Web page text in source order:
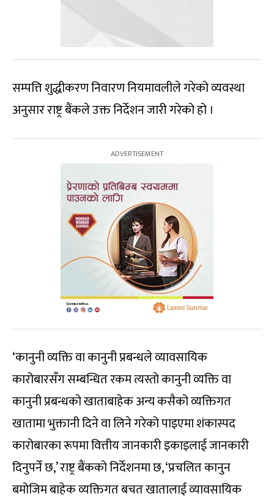
सम्पत्ति शुद्धीकरण निवारण नियमावलीले गरेको व्यवस्था
अनुसार राष्ट्र बैंकले उक्त निर्देशन जारी गरेको हो ।
‘कानुनी व्यक्ति वा कानुनी प्रबन्धले व्यावसायिक
कारोबारसँग सम्बन्धित रकम त्यस्तो कानुनी व्यक्ति वा
कानुनी प्रबन्धको खाताबाहेक अन्य कसैको व्यक्तिगत
खातामा भुक्तानी दिने वा लिने गरेको पाइएमा शंकास्पद
कारोबारका रूपमा वित्तीय जानकारी इकाइलाई जानकारी
दिनुपर्ने छ,’ राष्ट्र बैंकको निर्देशनमा छ, ‘प्रचलित कानुन
बमोजिम बाहेक व्यक्तिगत बचत खातालाई व्यावसायिक